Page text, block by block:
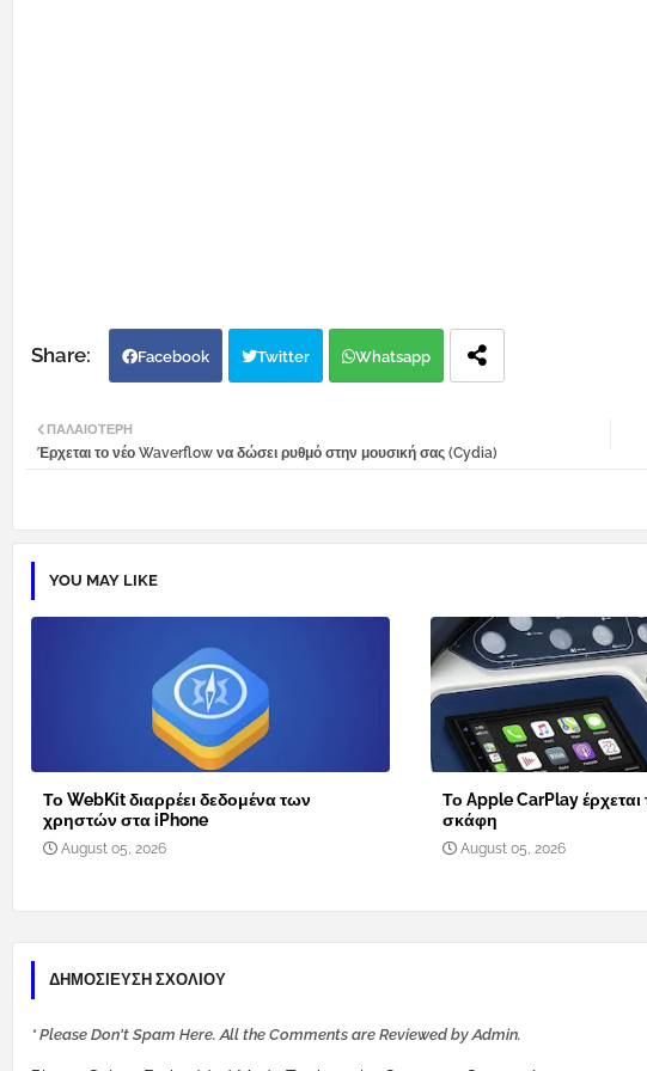
Facebook Twitter Whatsapp
ΠΑΛΑΙΌΤΕΡΗ
Έρχεται το νέο Waverflow να δώσει ρυθμό στην μουσική σας (Cydia)
YOU MAY LIKE
Το WebKit διαρρέει δεδομένα των
χρηστών στα iPhone
August 05, 2026
Το Apple CarPlay
σκάφη
August 05, 2026
ΔΗΜΟΣΊΕΥΣΗ ΣΧΟΛΊΟΥ
* Please Don't Spam Here. All the Comments are Reviewed by Admin.